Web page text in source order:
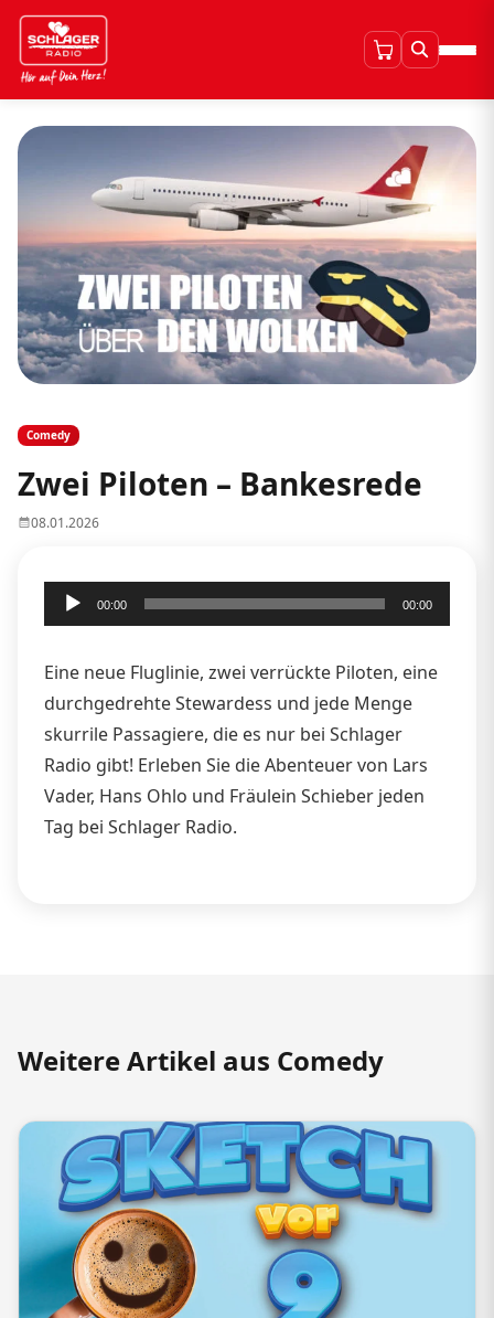
Comedy
Zwei Piloten – Bankesrede
08.01.2026
Audio-
Player
00:00 00:00
Eine neue Fluglinie, zwei verrückte Piloten, eine
durchgedrehte Stewardess und jede Menge
skurrile Passagiere, die es nur bei Schlager
Radio gibt! Erleben Sie die Abenteuer von Lars
Vader, Hans Ohlo und Fräulein Schieber jeden
Tag bei Schlager Radio.
Weitere Artikel aus Comedy